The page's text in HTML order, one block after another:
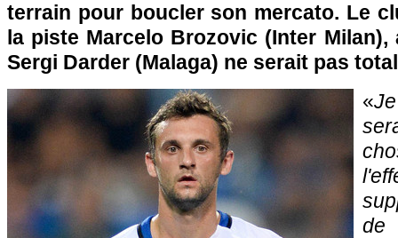
terrain pour boucler son mercato. Le
la piste Marcelo Brozovic (Inter
Sergi Darder (Malaga) ne serait pas
«
de